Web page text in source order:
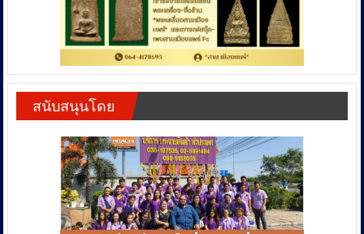
สนับสนุนโดย